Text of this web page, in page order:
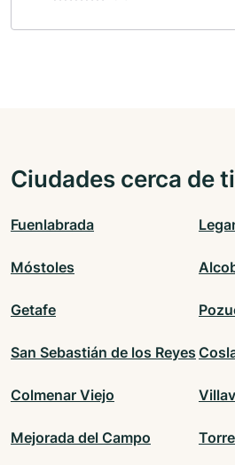
Ciudades cerca de ti
Fuenlabrada
Móstoles
Getafe
San Sebastián de los Reyes
Colmenar Viejo
Mejorada del Campo